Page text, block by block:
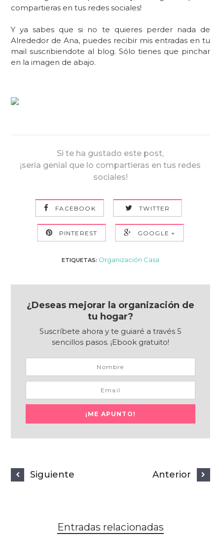
compartieras en tus redes sociales!
Y ya sabes que si no te quieres perder nada de
Alrededor de Ana, puedes recibir mis entradas en tu
mail suscribiendote al blog. Sólo tienes que pinchar
en la imagen de abajo.
Si te ha gustado este post,
¡sería genial que lo compartieras en tus redes
sociales!
FACEBOOK TWITTER
PINTEREST GOOGLE +
ETIQUETAS: Organización Casa
¿Deseas mejorar la organización de
tu hogar?
Suscríbete ahora y te guiaré a través 5
sencillos pasos. ¡Ebook gratuito!
Siguiente Anterior
Entradas relacionadas